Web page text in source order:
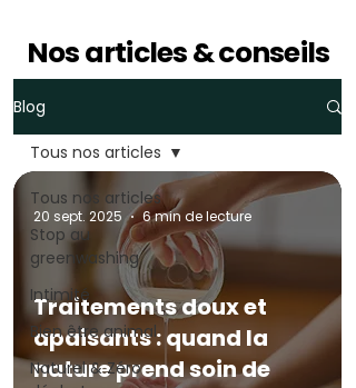
Nos articles & conseils
Blog
Tous nos articles
Stop au
greenwashing
Intimité
Bien être animal
Naturel & Zéro
Tous nos articles
Traitements doux et
apaisants : quand la
nature prend soin de
20 sept. 2025 6 min de lecture